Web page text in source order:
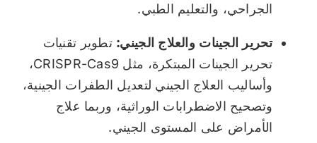
الجراحي، والتعليم الطبي.
تحرير الجينات والعلاج الجيني: تطوير تقنيات
تحرير الجينات المبتكرة، مثل CRISPR-Cas9،
وأساليب العلاج الجيني لتعديل الطفرات الجينية،
وتصحيح الاضطرابات الوراثية، وربما علاج
الأمراض على المستوى الجيني.